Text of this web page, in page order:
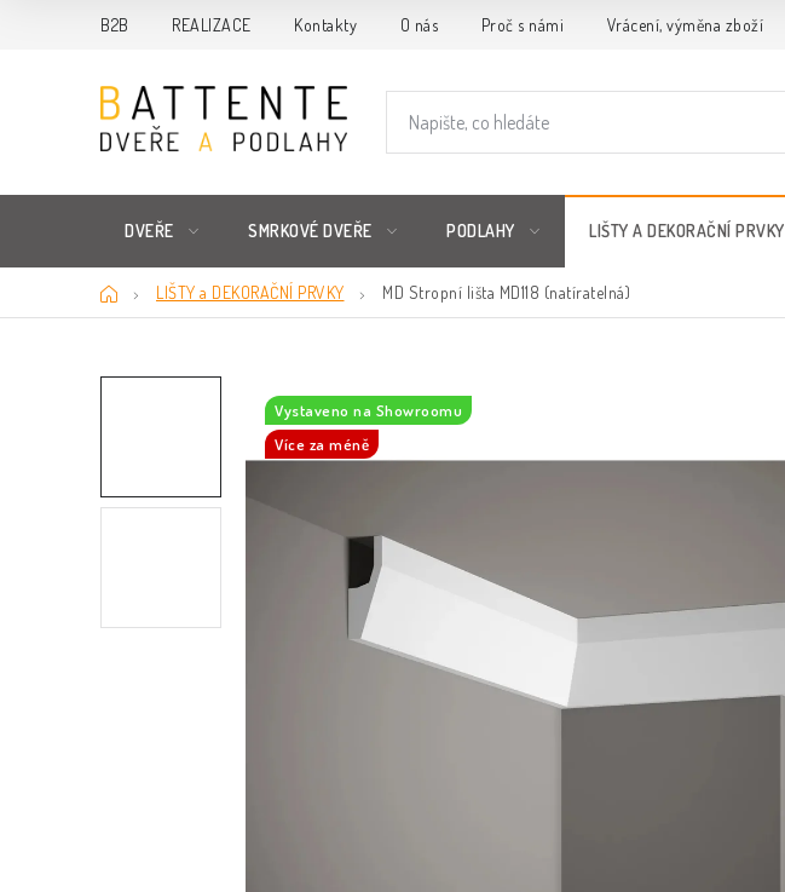
B2B REALIZACE Kontakty O nás Proč s námi Vrácení, výměna zboží
DVEŘE SMRKOVÉ DVEŘE PODLAHY LIŠTY A DEKORAČNÍ PRVKY
DomůLIŠTY a DEKORAČNÍ PRVKY MD Stropní lišta MD118 (natíratelná)
Vystaveno na Showroomu
Více za méně